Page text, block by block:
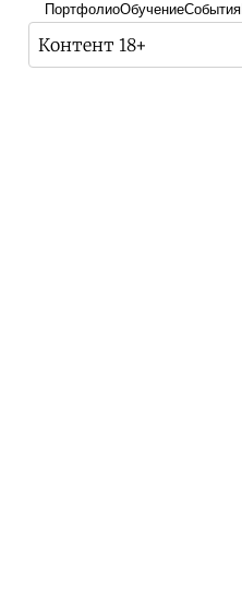
ПортфолиоОбучениеСобытия
Контент 18+